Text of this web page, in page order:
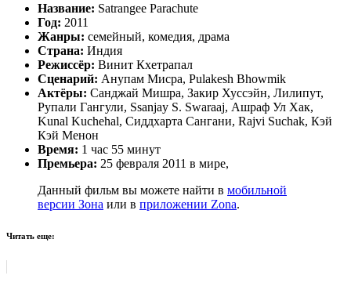
Название: Satrangee Parachute
Год: 2011
Жанры: семейный, комедия, драма
Страна: Индия
Режиссёр: Винит Кхетрапал
Сценарий: Анупам Мисра, Pulakesh Bhowmik
Актёры: Санджай Мишра, Закир Хуссэйн, Лилипут,
Рупали Гангули, Ssanjay S. Swaraaj, Ашраф Ул Хак,
Kunal Kuchehal, Сиддхарта Сангани, Rajvi Suchak, Кэй
Кэй Менон
Время: 1 час 55 минут
Премьера: 25 февраля 2011 в мире,
Данный фильм вы можете найти в мобильной
версии Зона или в приложении Zona.
Читать еще: